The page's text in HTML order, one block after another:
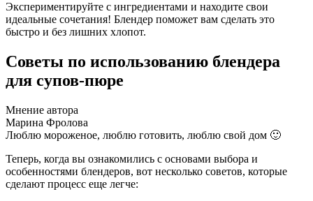
Экспериментируйте с ингредиентами и находите свои
идеальные сочетания! Блендер поможет вам сделать это
быстро и без лишних хлопот.
Советы по использованию блендера
для супов-пюре
Мнение автора
Марина Фролова
Люблю мороженое, люблю готовить, люблю свой дом 🙂
Теперь, когда вы ознакомились с основами выбора и
особенностями блендеров, вот несколько советов, которые
сделают процесс еще легче: